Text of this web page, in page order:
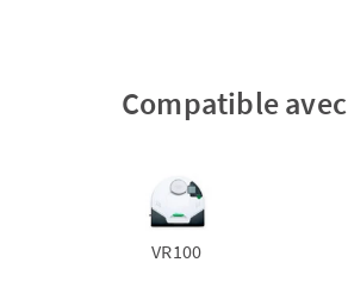
Compatible avec
VR100